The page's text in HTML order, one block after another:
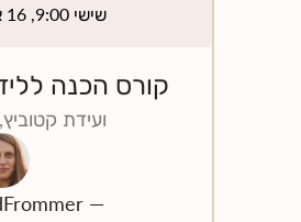
שישי 9:00, 16 אוקטובר 2026
קורס הכנה
ועידת
—